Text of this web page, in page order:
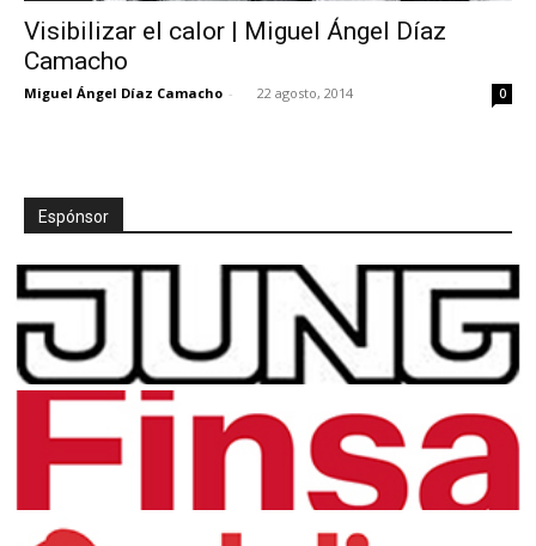
Visibilizar el calor | Miguel Ángel Díaz
Camacho
Miguel Ángel Díaz Camacho - 22 agosto, 2014 0
Espónsor